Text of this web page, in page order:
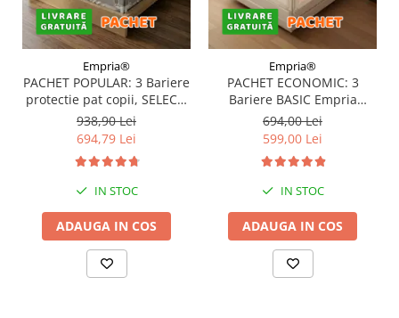
Empria®
PACHET POPULAR: 3 Bariere
protectie pat copii, SELECT,
160x200 cm
938,90 Lei
694,79 Lei
IN STOC
ADAUGA IN COS
Empria®
PACHET ECONOMIC: 3
Bariere BASIC Empria
protectie pat 160X200 cm +
bara stabilizatoare
694,00 Lei
599,00 Lei
IN STOC
ADAUGA IN COS